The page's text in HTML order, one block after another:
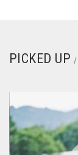
PICKED UP